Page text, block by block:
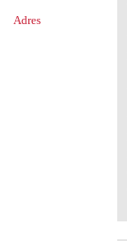
Adres